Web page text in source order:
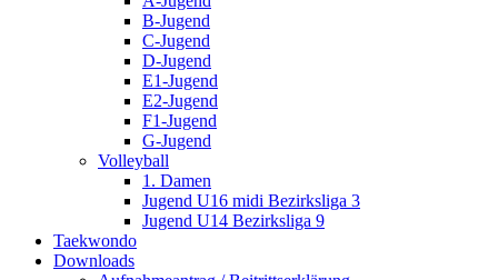
B-Jugend
C-Jugend
D-Jugend
E1-Jugend
E2-Jugend
F1-Jugend
G-Jugend
Volleyball
1. Damen
Jugend U16 midi Bezirksliga 3
Jugend U14 Bezirksliga 9
Taekwondo
Downloads